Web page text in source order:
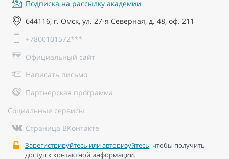
Подписка на рассылку академии
644116, г. Омск, ул. 27-я Северная, д. 48, оф. 211
+7800101572***
Официальный сайт
Написать письмо
Партнерская программа
Социальные сервисы
Страница ВКонтакте
Зарегистрируйтесь или авторизуйтесь, чтобы получить
доступ к контактной информации.